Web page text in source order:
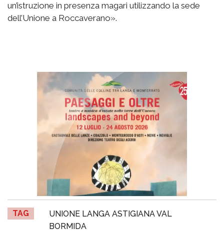
un’istruzione in presenza magari utilizzando la sede
dell’Unione a Roccaverano».
TAG
UNIONE LANGA ASTIGIANA VAL
BORMIDA